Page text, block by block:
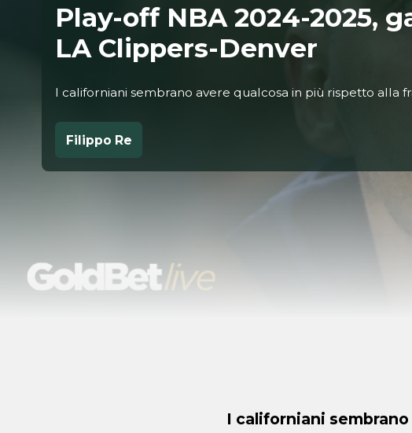
Play-off NBA 2024-2025,
LA Clippers-Denver
I californiani sembrano avere qualcosa in più rispetto alla
Filippo Re
I californiani